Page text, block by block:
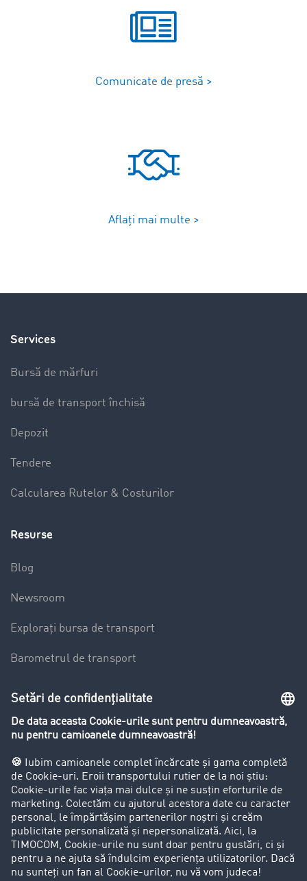
Comunicate de presă >
Aflați mai multe >
Services
Bursă de mărfuri
bursă de transport închisă
Depozit
Tendere
Calcularea Rutelor & Costurilor
Resurse
Blog
Newsroom
Explorați bursa de transport
Barometrul de transport
Restricții de circulație pentru autocamioane
Firma
Success Stories
Clienții aduc clienți
Aspecte legale